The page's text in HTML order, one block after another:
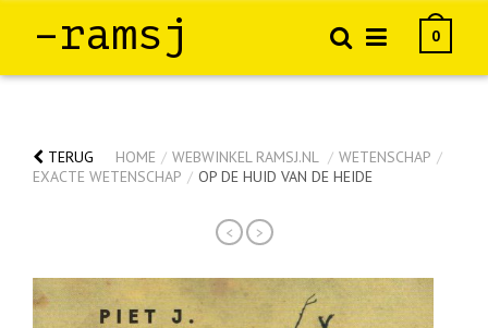
–ramsj 0
TERUG HOME / WEBWINKEL RAMSJ.NL / WETENSCHAP /
EXACTE WETENSCHAP / OP DE HUID VAN DE HEIDE
< >